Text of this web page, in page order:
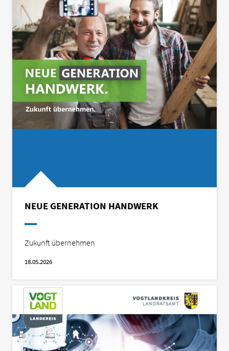
NEUE GENERATION HANDWERK
Zukunft übernehmen
18.05.2026